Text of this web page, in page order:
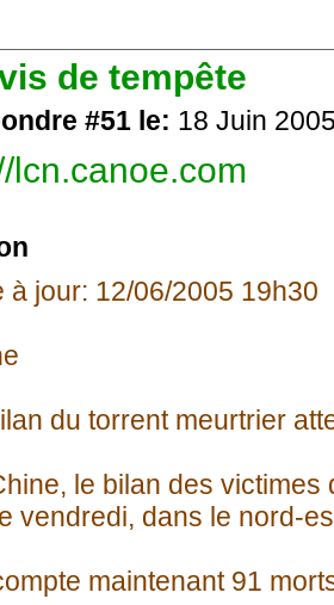
de tempête
#51 le: 18 Juin
lcn.canoe.com
à jour: 12/06/2005 19h30
du torrent meurtrier
le bilan des
vendredi, dans le nord-
maintenant 91